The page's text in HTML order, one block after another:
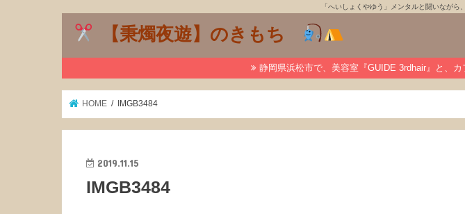
「へいしょくやゆう」メンタルと闘いなが
【秉燭夜遊】のきもち
静岡県浜松市で、美容室『GUIDE 3rdhair』と、
HOME IMGB3484
2019.11.15
IMGB3484